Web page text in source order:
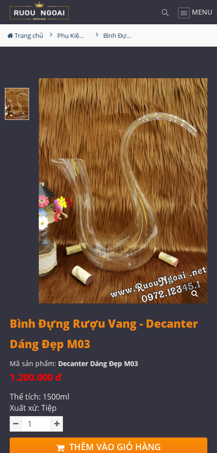
MENU
Trang chủ Phụ Kiện Rượu Bình Đựng Rượu Vang - Decanter Dáng Đẹp M03
Bình Đựng Rượu Vang - Decanter
Dáng Đẹp M03
Mã sản phẩm: Decanter Dáng Đẹp M03
1.200.000 đ
Thể tích: 1500ml
Xuất xứ: Tiệp
THÊM VÀO GIỎ HÀNG